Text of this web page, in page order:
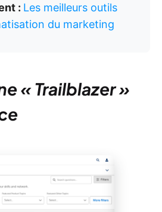
: Les meilleurs outils
du marketing
« Trailblazer »